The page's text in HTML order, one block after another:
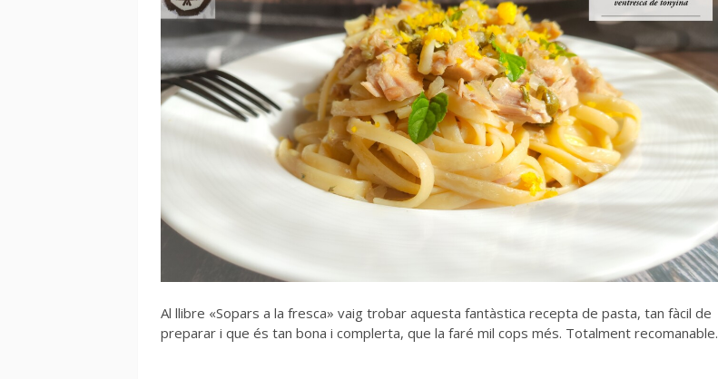
Al llibre «Sopars a la fresca» vaig trobar aquesta fantàstica recepta de pasta, tan fàcil de
preparar i que és tan bona i complerta, que la faré mil cops més. Totalment recomanable.